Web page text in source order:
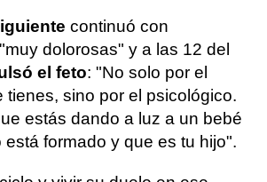
continuó con
dolorosas" y a las 12 del
el feto: "No solo por el
tienes, sino por el psicológico.
estás dando a luz a un bebé
formado y que es tu hijo".